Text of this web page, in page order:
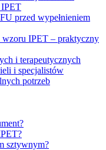
przed wypełnieniem
wzoru IPET – praktyczny
i terapeutycznych
i specjalistów
potrzeb
sztywnym?